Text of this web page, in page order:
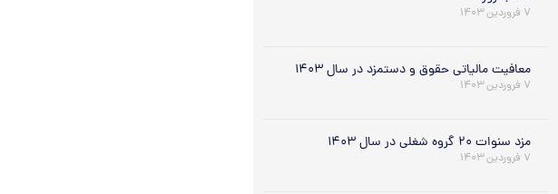
۷ فروردین ۱۴۰۳
معافیت مالیاتی حقوق و دستمزد در سال ۱۴۰۳
۷ فروردین ۱۴۰۳
مزد سنوات ۲۰ گروه شغلی در سال ۱۴۰۳
۷ فروردین ۱۴۰۳